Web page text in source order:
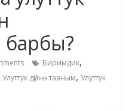
барбы?
Биримдик,
Улуттук дүйнө тааным, Улуттук